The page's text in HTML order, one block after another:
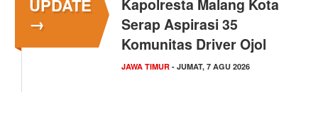
UPDATE
→
Serap Aspirasi 35
Komunitas Driver Ojol
JAWA TIMUR - JUMAT, 7 AGU 2026